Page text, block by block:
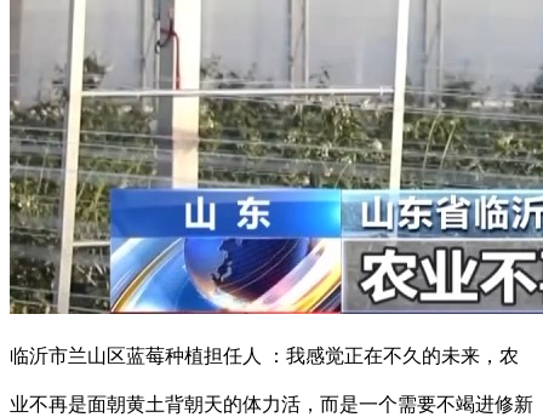
临沂市兰山区蓝莓种植担任人 ：我感觉正在不久的未来，农
业不再是面朝黄土背朝天的体力活，而是一个需要不竭进修新